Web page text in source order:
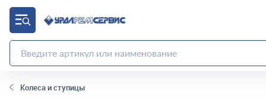
Колеса и ступицы